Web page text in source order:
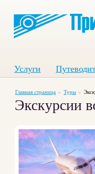
Услуги
Главная страница Туры
Экскурсии